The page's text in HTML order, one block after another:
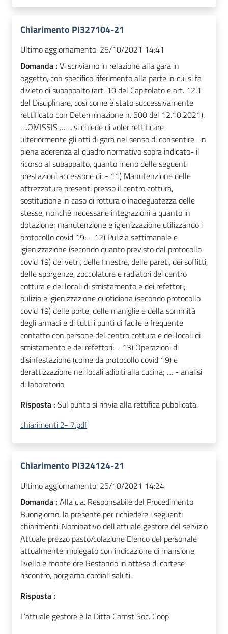
Chiarimento PI327104-21
Ultimo aggiornamento: 25/10/2021 14:41
Domanda : Vi scriviamo in relazione alla gara in
oggetto, con specifico riferimento alla parte in cui si fa
divieto di subappalto (art. 10 del Capitolato e art. 12.1
del Disciplinare, così come è stato successivamente
rettificato con Determinazione n. 500 del 12.10.2021).
….OMISSIS ……..si chiede di voler rettificare
ulteriormente gli atti di gara nel senso di consentire- in
piena aderenza al quadro normativo sopra indicato- il
ricorso al subappalto, quanto meno delle seguenti
prestazioni accessorie di: - 11) Manutenzione delle
attrezzature presenti presso il centro cottura,
sostituzione in caso di rottura o inadeguatezza delle
stesse, nonché necessarie integrazioni a quanto in
dotazione; manutenzione e igienizzazione utilizzando i
protocollo covid 19; - 12) Pulizia settimanale e
igienizzazione (secondo quanto previsto dal protocollo
covid 19) dei vetri, delle finestre, delle pareti, dei soffitti,
delle sporgenze, zoccolature e radiatori dei centro
cottura e dei locali di smistamento e dei refettori;
pulizia e igienizzazione quotidiana (secondo protocollo
covid 19) delle porte, delle maniglie e della sommità
degli armadi e di tutti i punti di facile e frequente
contatto con persone del centro cottura e dei locali di
smistamento e dei refettori; - 13) Operazioni di
disinfestazione (come da protocollo covid 19) e
derattizzazione nei locali adibiti alla cucina; .... - analisi
di laboratorio
Risposta : Sul punto si rinvia alla rettifica pubblicata.
chiarimenti 2- 7.pdf
Chiarimento PI324124-21
Ultimo aggiornamento: 25/10/2021 14:24
Domanda : Alla c.a. Responsabile del Procedimento
Buongiorno, la presente per richiedere i seguenti
chiarimenti: Nominativo dell'attuale gestore del servizio
Attuale prezzo pasto/colazione Elenco del personale
attualmente impiegato con indicazione di mansione,
livello e monte ore Restando in attesa di cortese
riscontro, porgiamo cordiali saluti.
Risposta :
L’attuale gestore è la Ditta Camst Soc. Coop